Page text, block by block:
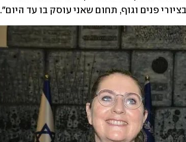
פנים וגוף, תחום שאני עוסק בו עד היום".